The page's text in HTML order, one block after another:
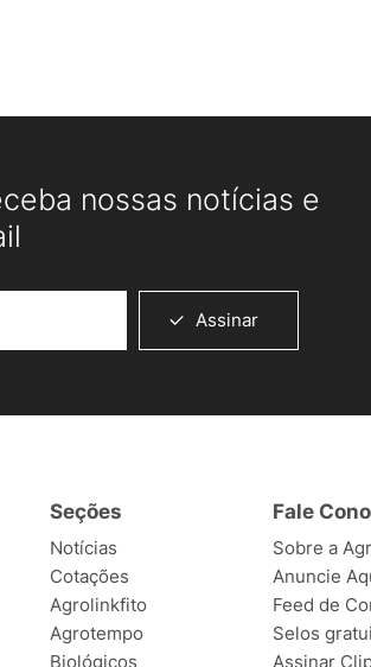
nossas notícias e
Assinar
Seções
Notícias
Cotações
Agrolinkfito
Agrotempo
Biológicos
Fale
Sobre a
Anuncie
Feed de
Selos
Assinar